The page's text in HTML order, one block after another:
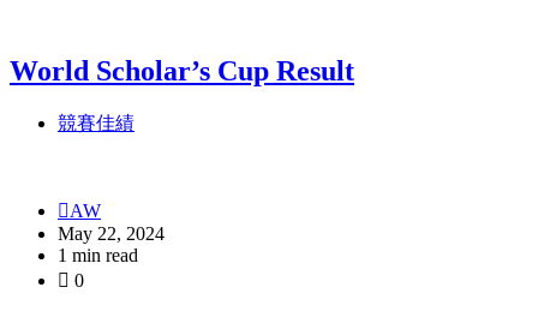
World Scholar’s Cup Result
競賽佳績
AW
May 22, 2024
1 min read
0